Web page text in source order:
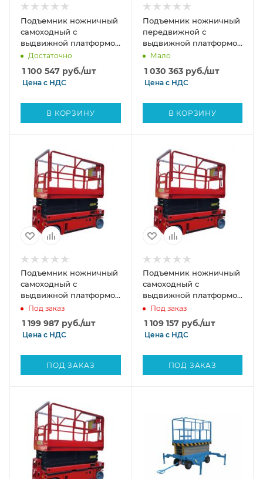
Подъемник ножничный
самоходный с
выдвижной платформой
аккумуляторный 450 кг,
8/10м, 24/256 В/Ач TOR
AMSL0810 DC
Достаточно
1 100 547 руб./шт
Цена с НДС
В КОРЗИНУ
Подъемник ножничный
передвижной с
выдвижной платформой
500 кг 12/14 м TOR SJY-
0,5-12 AC 380В сетевой
Мало
1 030 363руб./шт
Цена с НДС
В КОРЗИНУ
Подъемник ножничный
самоходный с
выдвижной платформой
аккумуляторный 320 кг,
11,8/13,8 м, 24/330 В/Ач
TOR AMSL1214 Li-ion DC
Под заказ
1 199 987 руб./шт
Цена с НДС
ПОД ЗАКАЗ
Подъемник ножничный
самоходный с
выдвижной платформой
аккумуляторный 320 кг,
11,8/13,8 м, 24/256 В/Ач
TOR AMSL1214 DC
Под заказ
1 109 157руб./шт
Цена с НДС
ПОД ЗАКАЗ